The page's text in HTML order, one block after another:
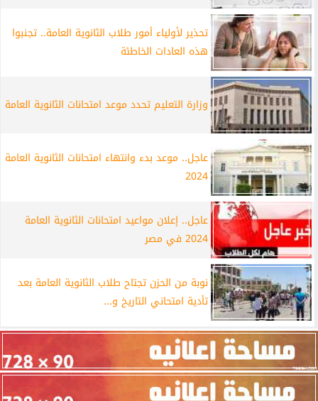
تحذير لأولياء أمور طلاب الثانوية العامة.. تجنبوا
هذه العادات الخاطئة
وزارة التعليم تحدد موعد امتحانات الثانوية العامة
عاجل.. موعد بدء وانتهاء امتحانات الثانوية العامة
2024
عاجل.. إعلان مواعيد امتحانات الثانوية العامة
2024 في مصر
نوبة من الحزن تجتاح طلاب الثانوية العامة بعد
تأدية امتحاني التاريخ و...